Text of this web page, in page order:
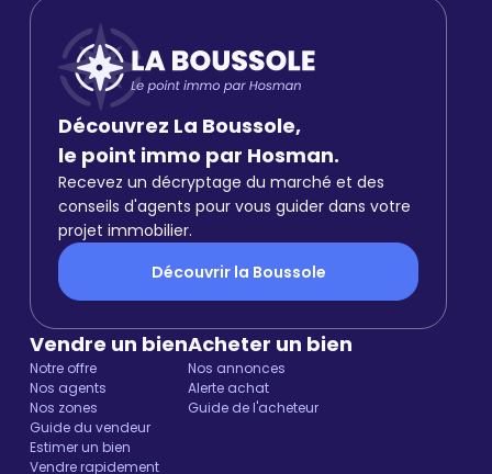
Découvrez La Boussole,
le point immo par Hosman.
Recevez un décryptage du marché et des
conseils d'agents pour vous guider dans votre
projet immobilier.
Découvrir la Boussole
Vendre un bien
Notre offre
Nos agents
Nos zones
Guide du vendeur
Estimer un bien
Vendre rapidement
Acheter un bien
Nos annonces
Alerte achat
Guide de l'acheteur